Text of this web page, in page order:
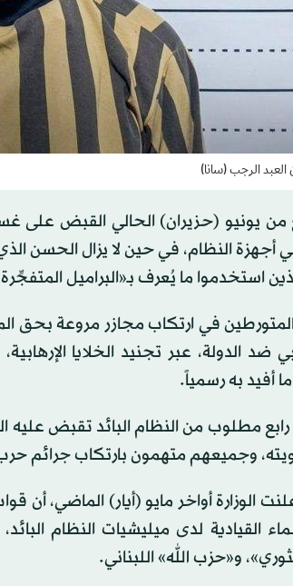
الرجب (سانا)
من يونيو (حزيران) الحالي القبض
أجهزة النظام، في حين لا يزال الحسن
استخدموا ما يُعرف بـ«البراميل
في ارتكاب مجازر مروعة بحق
ضد الدولة، عبر تجنيد الخلايا
أفيد به رسمياً.
وجميعهم متهمون بارتكاب جرائم
الوزارة أواخر مايو (أيار) الماضي،
القيادية لدى ميليشيات النظام
و«حزب الله» اللبناني.